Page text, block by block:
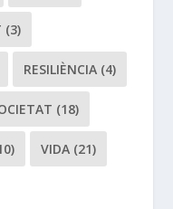
(3)
RESILIÈNCIA (4)
(18)
VIDA (21)